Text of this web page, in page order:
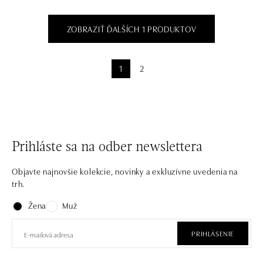
ZOBRAZIŤ ĎALŠÍCH 1 PRODUKTOV
1 2
Prihláste sa na odber newslettera
Objavte najnovšie kolekcie, novinky a exkluzívne uvedenia na
trh.
Žena
Muž
PRIHLÁSENIE